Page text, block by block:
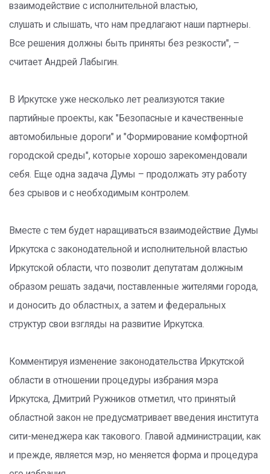
взаимодействие с исполнительной властью,
слушать и слышать, что нам предлагают наши партнеры.
Все решения должны быть приняты без резкости", –
считает Андрей Лабыгин.
В Иркутске уже несколько лет реализуются такие
партийные проекты, как "Безопасные и качественные
автомобильные дороги" и "Формирование комфортной
городской среды", которые хорошо зарекомендовали
себя. Еще одна задача Думы – продолжать эту работу
без срывов и c необходимым контролем.
Вместе с тем будет наращиваться взаимодействие Думы
Иркутска с законодательной и исполнительной властью
Иркутской области, что позволит депутатам должным
образом решать задачи, поставленные жителями города,
и доносить до областных, а затем и федеральных
структур свои взгляды на развитие Иркутска.
Комментируя изменение законодательства Иркутской
области в отношении процедуры избрания мэра
Иркутска, Дмитрий Ружников отметил, что принятый
областной закон не предусматривает введения института
сити-менеджера как такового. Главой администрации, как
и прежде, является мэр, но меняется форма и процедура